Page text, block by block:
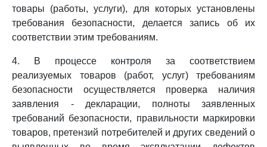
товары (работы, услуги), для которых установлены
требования безопасности, делается запись об их
соответствии этим требованиям.
4. В процессе контроля за соответствием
реализуемых товаров (работ, услуг) требованиям
безопасности осуществляется проверка наличия
заявления - декларации, полноты заявленных
требований безопасности, правильности маркировки
товаров, претензий потребителей и других сведений о